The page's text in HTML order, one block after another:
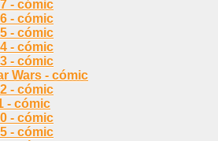
- cómic
- cómic
- cómic
- cómic
- cómic
Wars - cómic
- cómic
- cómic
- cómic
- cómic